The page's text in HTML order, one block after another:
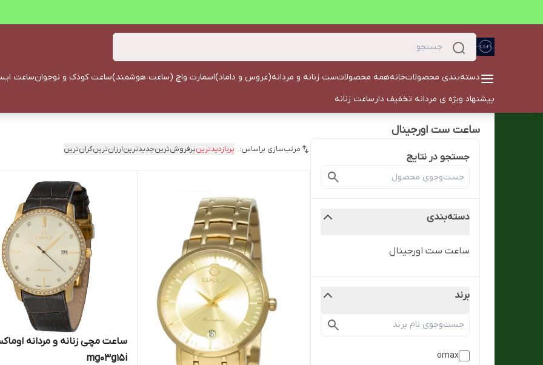
دسته‌بندی محصولاتخانههمه محصولاتست زنانه و مردانه(عروس و داماد)اسمارت واچ (ساعت هوشمند)ساعت کودک و نوجوانساعت
پیشنهاد ویژه ی مردانه تخفیف دارساعت زنانه
ساعت ست اورجینال
جستجو در نتایج
دسته‌بندی
ساعت ست اورجینال
برند
omax
مرتب‌سازی براساس: پربازدیدترینپرفروش‌ترینجدیدترینارزان‌ترینگران‌ترین
ساعت مچی زنانه و
mg03g15i